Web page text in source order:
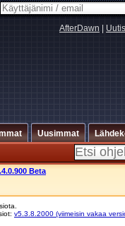
AfterDawn
Uusimmat
Beta
v5.3.8.2000 (viimeisin vakaa